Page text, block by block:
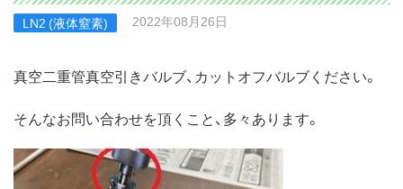
LN2 (液体窒素) 2022年08月26日
真空二重管真空引きバルブ、カットオフバルブください。
そんなお問い合わせを頂くこと、多々あります。